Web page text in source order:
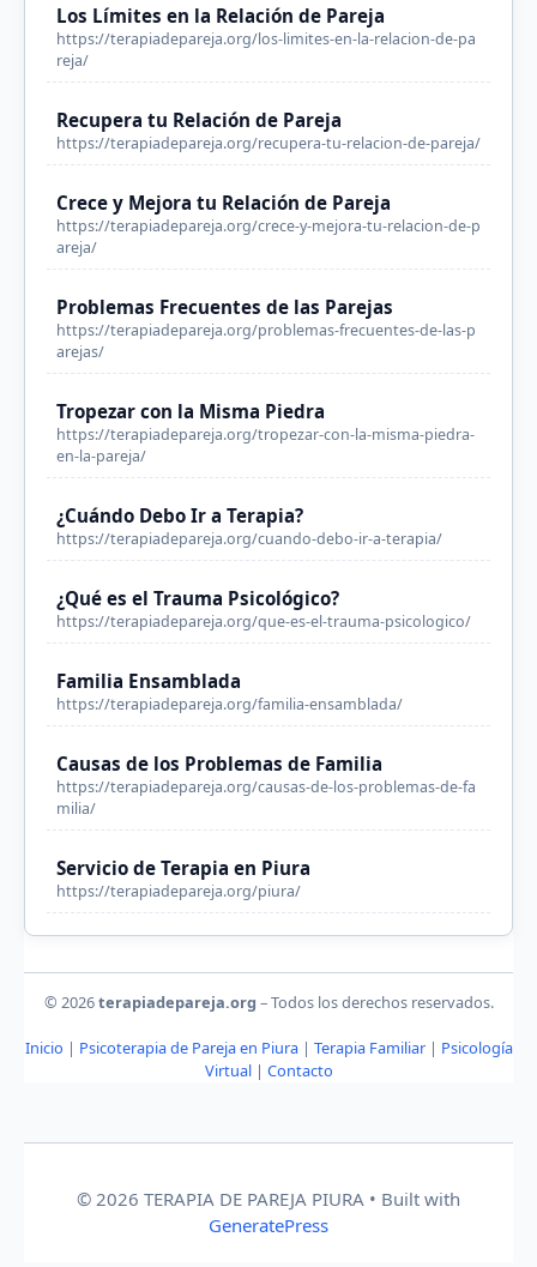
Los Límites en la Relación de Pareja
https://terapiadepareja.org/los-limites-en-la-relacion-de-pa
reja/
Recupera tu Relación de Pareja
https://terapiadepareja.org/recupera-tu-relacion-de-pareja/
Crece y Mejora tu Relación de Pareja
https://terapiadepareja.org/crece-y-mejora-tu-relacion-de-p
areja/
Problemas Frecuentes de las Parejas
https://terapiadepareja.org/problemas-frecuentes-de-las-p
arejas/
Tropezar con la Misma Piedra
https://terapiadepareja.org/tropezar-con-la-misma-piedra-
en-la-pareja/
¿Cuándo Debo Ir a Terapia?
https://terapiadepareja.org/cuando-debo-ir-a-terapia/
¿Qué es el Trauma Psicológico?
https://terapiadepareja.org/que-es-el-trauma-psicologico/
Familia Ensamblada
https://terapiadepareja.org/familia-ensamblada/
Causas de los Problemas de Familia
https://terapiadepareja.org/causas-de-los-problemas-de-fa
milia/
Servicio de Terapia en Piura
https://terapiadepareja.org/piura/
© 2026terapiadepareja.org – Todos los derechos reservados.
Inicio | Psicoterapia de Pareja en Piura| Terapia Familiar| Psicología
Virtual| Contacto
© 2026 TERAPIA DE PAREJA PIURA • Built with
GeneratePress